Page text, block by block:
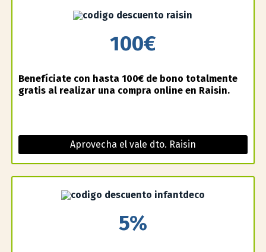
100€
Benefíciate con hasta 100€ de bono totalmente
gratis al realizar una compra online en Raisin.
Aprovecha el vale dto. Raisin
5%